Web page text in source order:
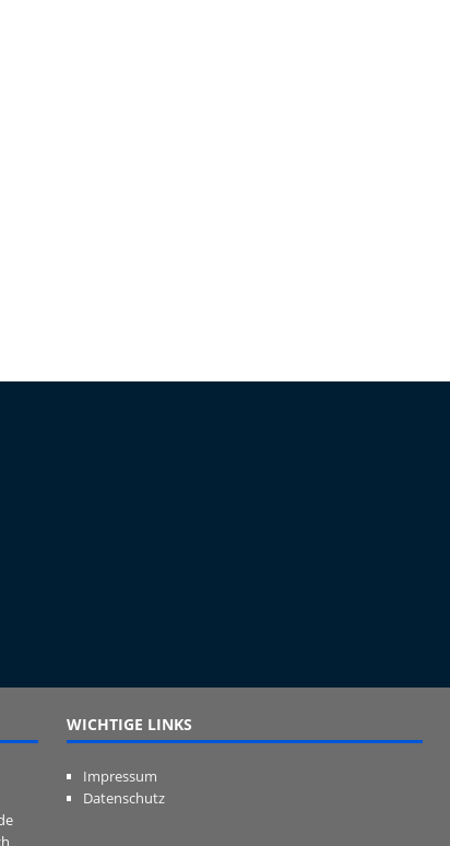
WICHTIGE LINKS
Impressum
Datenschutz